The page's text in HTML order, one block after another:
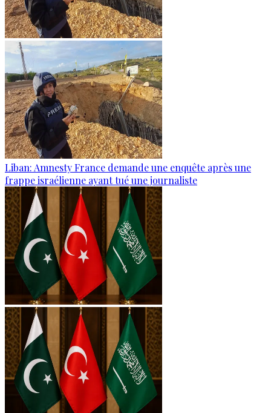
Liban: Amnesty France demande une enquête après une
frappe israélienne ayant tué une journaliste